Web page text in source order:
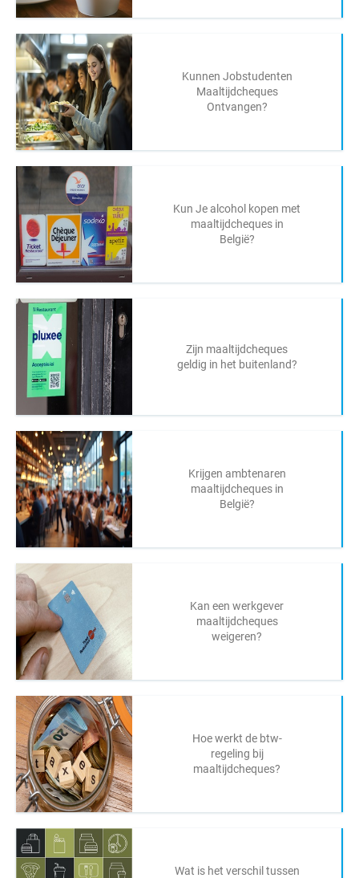
Kunnen Jobstudenten
Maaltijdcheques
Ontvangen?
Kun Je alcohol kopen met
maaltijdcheques in
België?
Zijn maaltijdcheques
geldig in het buitenland?
Krijgen ambtenaren
maaltijdcheques in
België?
Kan een werkgever
maaltijdcheques
weigeren?
Hoe werkt de btw-
regeling bij
maaltijdcheques?
Wat is het verschil tussen